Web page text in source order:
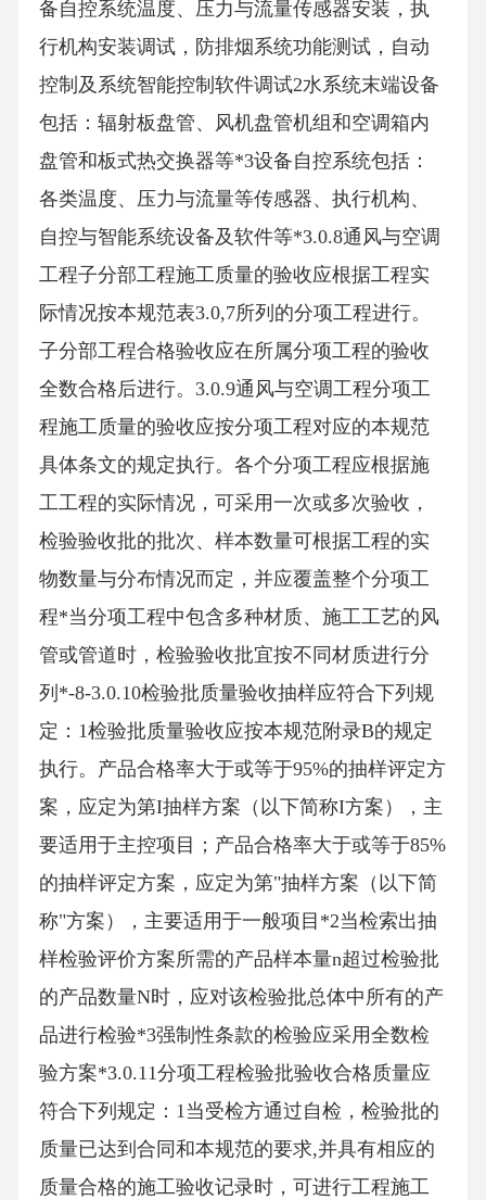
备自控系统温度、压力与流量传感器安装，执
行机构安装调试，防排烟系统功能测试，自动
控制及系统智能控制软件调试2水系统末端设备
包括：辐射板盘管、风机盘管机组和空调箱内
盘管和板式热交换器等*3设备自控系统包括：
各类温度、压力与流量等传感器、执行机构、
自控与智能系统设备及软件等*3.0.8通风与空调
工程子分部工程施工质量的验收应根据工程实
际情况按本规范表3.0,7所列的分项工程进行。
子分部工程合格验收应在所属分项工程的验收
全数合格后进行。3.0.9通风与空调工程分项工
程施工质量的验收应按分项工程对应的本规范
具体条文的规定执行。各个分项工程应根据施
工工程的实际情况，可采用一次或多次验收，
检验验收批的批次、样本数量可根据工程的实
物数量与分布情况而定，并应覆盖整个分项工
程*当分项工程中包含多种材质、施工工艺的风
管或管道时，检验验收批宜按不同材质进行分
列*-8-3.0.10检验批质量验收抽样应符合下列规
定：1检验批质量验收应按本规范附录B的规定
执行。产品合格率大于或等于95%的抽样评定方
案，应定为第I抽样方案（以下简称I方案），主
要适用于主控项目；产品合格率大于或等于85%
的抽样评定方案，应定为第"抽样方案（以下简
称"方案），主要适用于一般项目*2当检索出抽
样检验评价方案所需的产品样本量n超过检验批
的产品数量N时，应对该检验批总体中所有的产
品进行检验*3强制性条款的检验应采用全数检
验方案*3.0.11分项工程检验批验收合格质量应
符合下列规定：1当受检方通过自检，检验批的
质量已达到合同和本规范的要求,并具有相应的
质量合格的施工验收记录时，可进行工程施工